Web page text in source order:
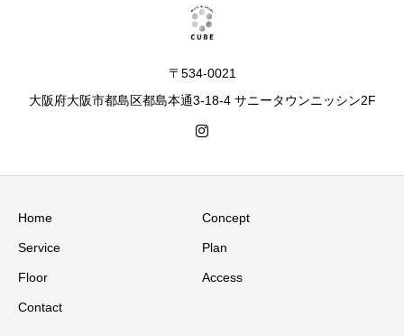
〒534-0021
大阪府大阪市都島区都島本通3-18-4 サニータウンニッシン2F
Home Concept
Service Plan
Floor Access
Contact